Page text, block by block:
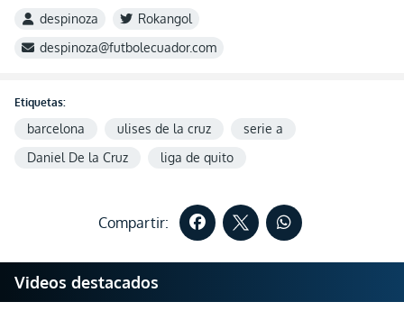
despinoza
Rokangol
despinoza@futbolecuador.com
Etiquetas:
barcelona ulises de la cruz
serie a
Daniel De la Cruz
liga de quito
Compartir:
Videos destacados